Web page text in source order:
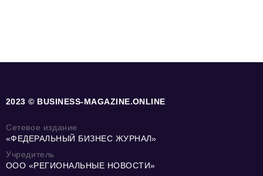
2023 © BUSINESS-MAGAZINE.ONLINE
Сетевое издание
«ФЕДЕРАЛЬНЫЙ БИЗНЕС ЖУРНАЛ»
Учредитель
ООО «РЕГИОНАЛЬНЫЕ НОВОСТИ»